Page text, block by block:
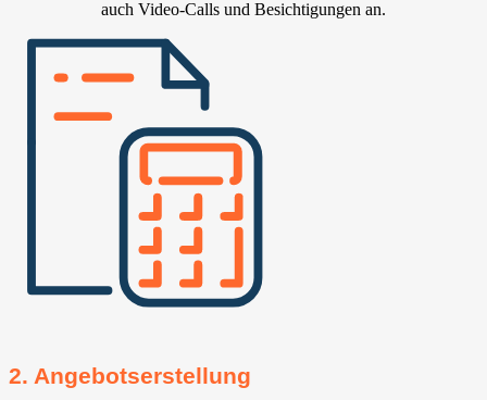
auch Video-Calls und Besichtigungen an.
2. Angebotserstellung